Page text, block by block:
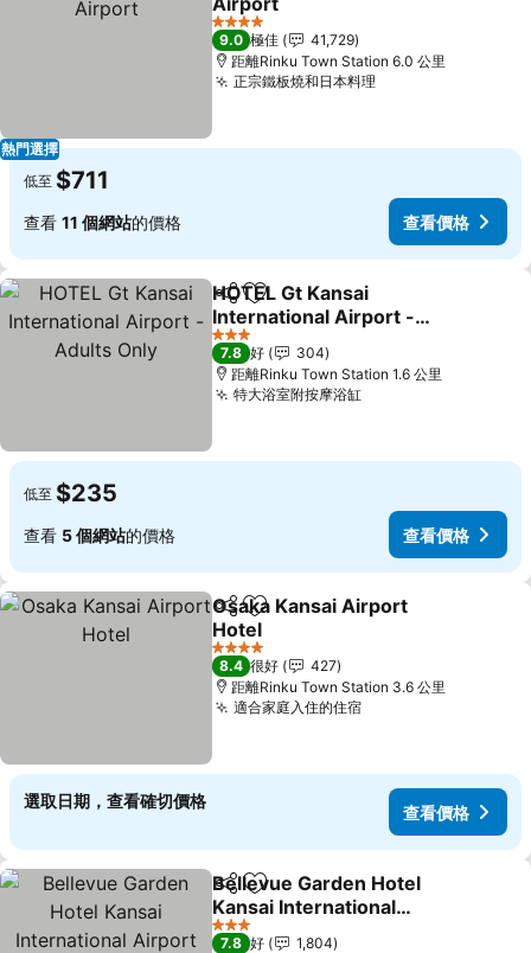
熱門選擇
4 星級
9.0 極佳
41,729
距離Rinku Town Station 6.0 公里
正宗鐵板燒和日本料理
低至 $711
查看 11 個網站的價格 查看價格
分享 放到收藏夾
HOTEL Gt Kansai
International Airport -
Adults Only
3 星級
7.8 好
304
距離Rinku Town Station 1.6 公里
特大浴室附按摩浴缸
低至 $235
查看 5 個網站的價格 查看價格
分享 放到收藏夾
Osaka Kansai Airport
Hotel
4 星級
8.4 很好
427
距離Rinku Town Station 3.6 公里
適合家庭入住的住宿
選取日期，查看確切價格
查看價格
分享 放到收藏夾
Bellevue Garden Hotel
Kansai International
Airport
3 星級
7.8 好
1,804